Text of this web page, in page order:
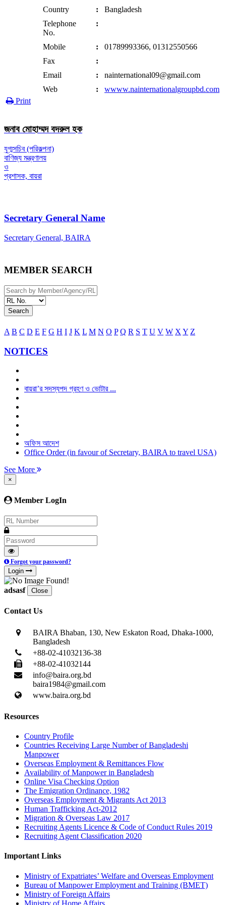
Country
:
Bangladesh
Telephone
No.
:
Mobile :
01789993366, 01312550566
Fax
:
Email
:
nainternational09@gmail.com
Web
:
wwww.nainternationalgroupbd.com
Print
জনাব মোহাম্মদ বদরুল হক
যুগ্মসচিব (পরিকল্পনা)
বাণিজ্য মন্ত্রণালয়
ও
প্রশাসক, বায়রা
Secretary General Name
Secretary General, BAIRA
MEMBER SEARCH
Search
A B C D E F G H I J K L M N O P Q R S T U V W X Y Z
NOTICES
বায়রা’র সদস্যপদ গ্রহণ ও ভোটার ...
অফিস আদেশ
Office Order (in favour of Secretary, BAIRA to travel USA)
See More
×
Member LogIn
Forgot your password?
Login
adsasf Close
Contact Us
BAIRA Bhaban, 130, New Eskaton Road, Dhaka-1000,
Bangladesh
+88-02-41032136-38
+88-02-41032144
info@baira.org.bd
baira1984@gmail.com
www.baira.org.bd
Resources
Country Profile
Countries Receiving Large Number of Bangladeshi
Manpower
Overseas Employment & Remittances Flow
Availability of Manpower in Bangladesh
Online Visa Checking Option
The Emigration Ordinance, 1982
Overseas Employment & Migrants Act 2013
Human Trafficking Act-2012
Migration & Overseas Law 2017
Recruiting Agents Licence & Code of Conduct Rules 2019
Recruiting Agent Classification 2020
Important Links
Ministry of Expatriates’ Welfare and Overseas Employment
Bureau of Manpower Employment and Training (BMET)
Ministry of Foreign Affairs
Ministry of Home Affairs